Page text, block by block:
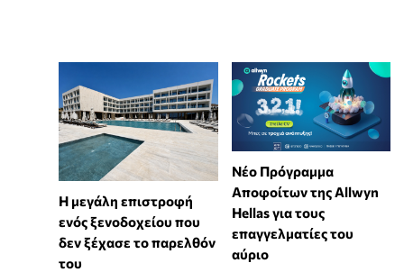
Η μεγάλη επιστροφή
ενός ξενοδοχείου που
δεν ξέχασε το παρελθόν
του
Νέο Πρόγραμμα
Αποφοίτων της Allwyn
Hellas για τους
επαγγελματίες του
αύριο